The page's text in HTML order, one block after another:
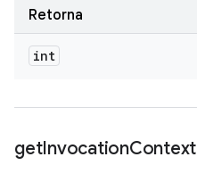
Retorna
int
getInvocationContext